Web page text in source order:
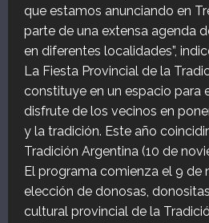
que estamos anunciando en
parte de una extensa agenda
en diferentes localidades”,
La Fiesta Provincial de la
constituye en un espacio para
disfrute de los vecinos en
y la tradición. Este año
Tradición Argentina (10 de
El programa comienza el 9 de
elección de donosas,
cultural provincial de la